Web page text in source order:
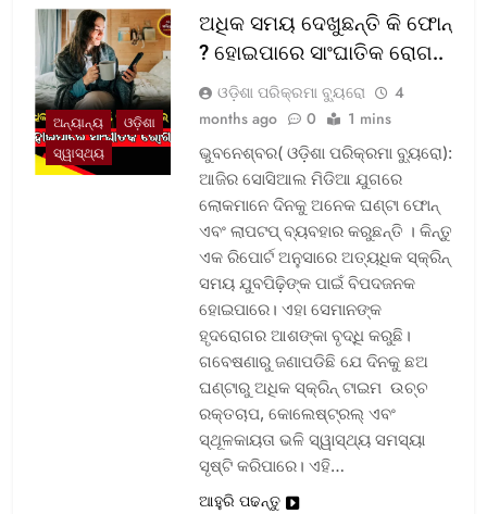
ଅନ୍ୟାନ୍ୟ
ଓଡ଼ିଶା
ସ୍ୱାସ୍ଥ୍ୟ
ଅଧିକ ସମୟ ଦେଖୁଛନ୍ତି କି ଫୋନ୍
? ହୋଇପାରେ ସାଂଘାତିକ ରୋଗ..
ଓଡ଼ିଶା ପରିକ୍ରମା ବ୍ୟୁରୋ
4
months ago
0 1 mins
ଭୁବନେଶ୍ବର( ଓଡ଼ିଶା ପରିକ୍ରମା ବ୍ୟୁରୋ):
ଆଜିର ସୋସିଆଲ ମିଡିଆ ଯୁଗରେ
ଲୋକମାନେ ଦିନକୁ ଅନେକ ଘଣ୍ଟା ଫୋନ୍
ଏବଂ ଲାପଟପ୍ ବ୍ୟବହାର କରୁଛନ୍ତି । କିନ୍ତୁ
ଏକ ରିପୋର୍ଟ ଅନୁସାରେ ଅତ୍ୟଧିକ ସ୍କ୍ରିନ୍
ସମୟ ଯୁବପିଢ଼ିଙ୍କ ପାଇଁ ବିପଦଜନକ
ହୋଇପାରେ। ଏହା ସେମାନଙ୍କ
ହୃଦରୋଗର ଆଶଙ୍କା ବୃଦ୍ଧି କରୁଛି।
ଗବେଷଣାରୁ ଜଣାପଡିଛି ଯେ ଦିନକୁ ଛଅ
ଘଣ୍ଟାରୁ ଅଧିକ ସ୍କ୍ରିନ୍ ଟାଇମ ଉଚ୍ଚ
ରକ୍ତଚାପ, କୋଲେଷ୍ଟ୍ରଲ୍ ଏବଂ
ସ୍ଥୂଳକାୟତା ଭଳି ସ୍ୱାସ୍ଥ୍ୟ ସମସ୍ୟା
ସୃଷ୍ଟି କରିପାରେ। ଏହି…
ଆହୁରି ପଢନ୍ତୁ